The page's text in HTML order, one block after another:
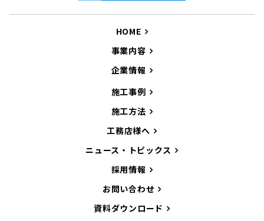
HOME
事業内容
企業情報
施工事例
施工方法
工務店様へ
ニュース・トピックス
採用情報
お問い合わせ
資料ダウンロード